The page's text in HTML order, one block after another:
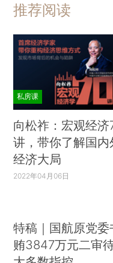
推荐阅读
私房课
向松祚：宏观经济
讲，带你了解国内
经济大局
2022年04月06日
特稿｜国航原党
贿3847万元二审